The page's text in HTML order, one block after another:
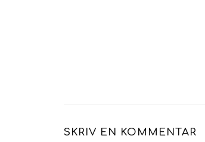
SKRIV EN KOMMENTAR